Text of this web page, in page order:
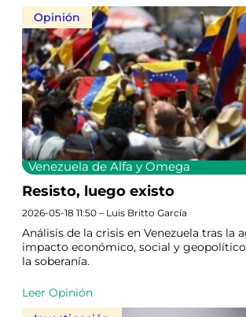
Opinión
Venezuela de Alfa y Omega
Resisto, luego existo
2026-05-18 11:50 – Luis Britto García
Análisis de la crisis en Venezuela tras la
impacto económico, social y
la soberanía.
Leer Opinión